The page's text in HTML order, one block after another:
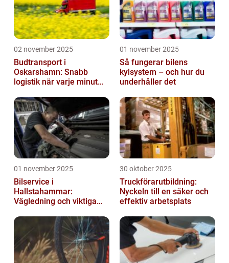
02 november 2025
Budtransport i
Oskarshamn: Snabb
logistik när varje minut
01 november 2025
Så fungerar bilens
kylsystem – och hur du
underhåller det
01 november 2025
Bilservice i
Hallstahammar:
Vägledning och viktiga
30 oktober 2025
Truckförarutbildning:
Nyckeln till en säker och
effektiv arbetsplats